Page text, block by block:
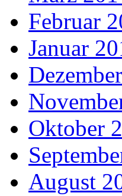
Februar
Januar
Oktober
August